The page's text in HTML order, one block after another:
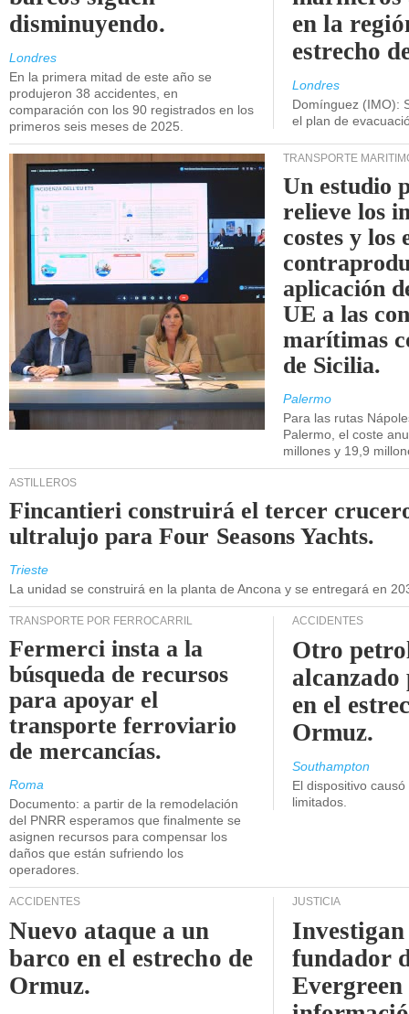
disminuyendo.
Londres
En la primera mitad de este año se
produjeron 38 accidentes, en
comparación con los 90 registrados en los
primeros seis meses de 2025.
en la
estrecho
Londres
Domínguez (IMO):
el plan de
TRANSPORTE
Un estudio
relieve los
costes y los
aplicación
UE a las
marítimas
de Sicilia.
Palermo
Para las rutas
Palermo, el coste
millones y 19,9
ASTILLEROS
Fincantieri construirá el tercer
ultralujo para Four Seasons Yachts.
Trieste
La unidad se construirá en la planta de Ancona y se entregará en
TRANSPORTE POR FERROCARRIL
Fermerci insta a la
búsqueda de recursos
para apoyar el
transporte ferroviario
de mercancías.
Roma
Documento: a partir de la remodelación
del PNRR esperamos que finalmente se
asignen recursos para compensar los
daños que están sufriendo los
operadores.
ACCIDENTES
Otro
en el
Ormuz.
Southampton
El dispositivo
limitados.
ACCIDENTES
Nuevo ataque a un
barco en el estrecho de
Ormuz.
JUSTICIA
fundador